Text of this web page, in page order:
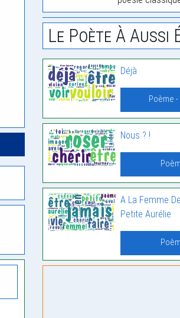
Le Poète À Aussi
Déjà
Poème -
Nous ? !
A La Femme
Petite Aurélie